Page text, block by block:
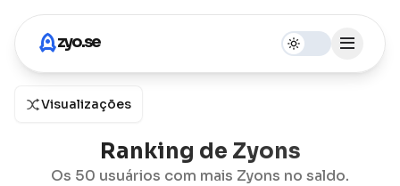
zyo.se Menu
Visualizações
Ranking de Zyons
Os 50 usuários com mais Zyons no saldo.